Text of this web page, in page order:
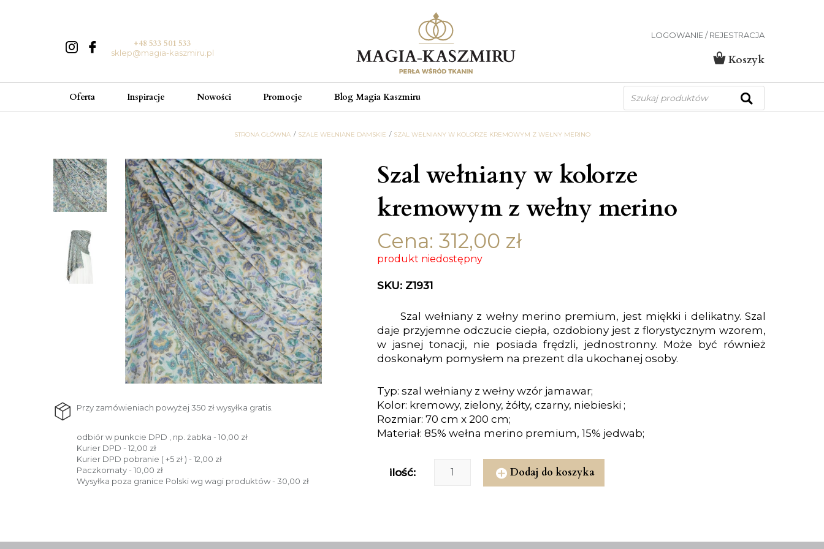
+48 533 501 533
sklep@magia-kaszmiru.pl
LOGOWANIE / REJESTRACJA
Koszyk
Oferta Inspiracje Nowości Promocje Blog Magia Kaszmiru
Wyszukiwarka
produktów
STRONA GŁÓWNA SZALE WEŁNIANE DAMSKIE SZAL WEŁNIANY W KOLORZE KREMOWYM Z WEŁNY MERINO
Przy zamówieniach powyżej 350 zł wysyłka gratis.
odbiór w punkcie DPD , np. żabka - 10,00 zł
Kurier DPD - 12,00 zł
Kurier DPD pobranie ( +5 zł ) - 12,00 zł
Paczkomaty - 10,00 zł
Wysyłka poza granice Polski wg wagi produktów - 30,00 zł
Szal wełniany w kolorze
kremowym z wełny merino
Cena: 312,00 zł
produkt niedostępny
SKU: Z1931
Szal wełniany z wełny merino premium, jest miękki i delikatny. Szal
daje przyjemne odczucie ciepła, ozdobiony jest z florystycznym wzorem,
w jasnej tonacji, nie posiada frędzli, jednostronny. Może być również
doskonałym pomysłem na prezent dla ukochanej osoby.
Typ: szal wełniany z wełny wzór jamawar;
Kolor: kremowy, zielony, żółty, czarny, niebieski ;
Rozmiar: 70 cm x 200 cm;
Materiał: 85% wełna merino premium, 15% jedwab;
ilość: Dodaj do koszyka